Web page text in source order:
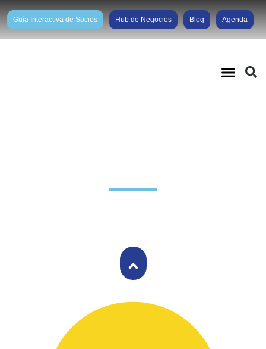
Guía Interactiva de Socios Hub de Negocios Blog Agenda